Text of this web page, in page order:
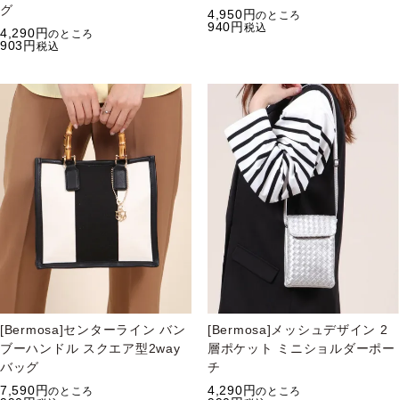
グ
4,290
のところ
903 税込
4,950
のところ
940 税込
[Bermosa]センターライン バン
ブーハンドル スクエア型2way
バッグ
7,590
のところ
[Bermosa]メッシュデザイン 2
層ポケット ミニショルダーポー
チ
4,290
のところ